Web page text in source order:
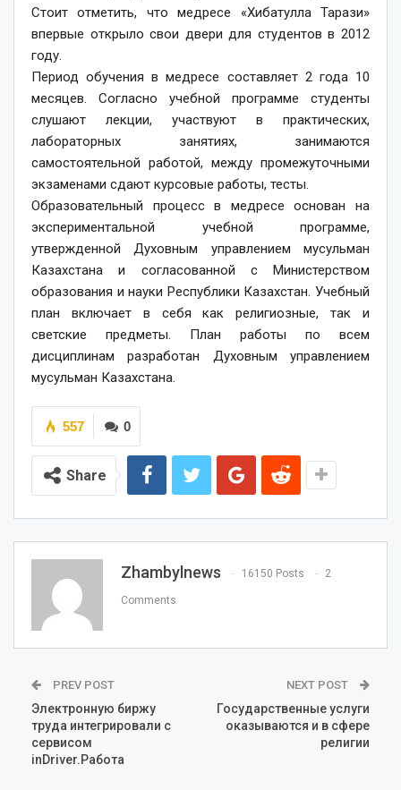
Стоит отметить, что медресе «Хибатулла Тарази»
впервые открыло свои двери для студентов в 2012
году.
Период обучения в медресе составляет 2 года 10
месяцев. Согласно учебной программе студенты
слушают лекции, участвуют в практических,
лабораторных занятиях, занимаются
самостоятельной работой, между промежуточными
экзаменами сдают курсовые работы, тесты.
Образовательный процесс в медресе основан на
экспериментальной учебной программе,
утвержденной Духовным управлением мусульман
Казахстана и согласованной с Министерством
образования и науки Республики Казахстан. Учебный
план включает в себя как религиозные, так и
светские предметы. План работы по всем
дисциплинам разработан Духовным управлением
мусульман Казахстана.
0
557
Share
Zhambylnews 16150 Posts 2
Comments
PREV POST
Электронную биржу
труда интегрировали с
сервисом
inDriver.Работа
NEXT POST
Государственные услуги
оказываются и в сфере
религии